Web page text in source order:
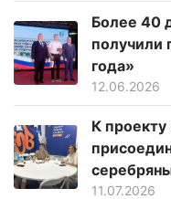
Более 40
получили
года»
12.06.2026
К
11.07.2026